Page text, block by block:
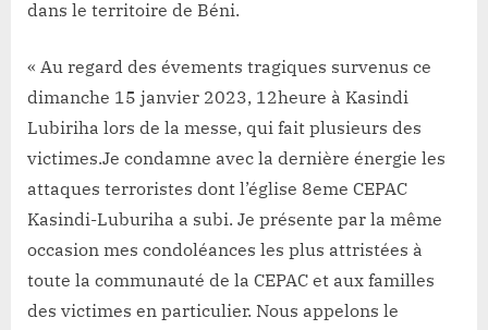
dans le territoire de Béni.
« Au regard des évements tragiques survenus ce
dimanche 15 janvier 2023, 12heure à Kasindi
Lubiriha lors de la messe, qui fait plusieurs des
victimes.Je condamne avec la dernière énergie les
attaques terroristes dont l’église 8eme CEPAC
Kasindi-Luburiha a subi. Je présente par la même
occasion mes condoléances les plus attristées à
toute la communauté de la CEPAC et aux familles
des victimes en particulier. Nous appelons le